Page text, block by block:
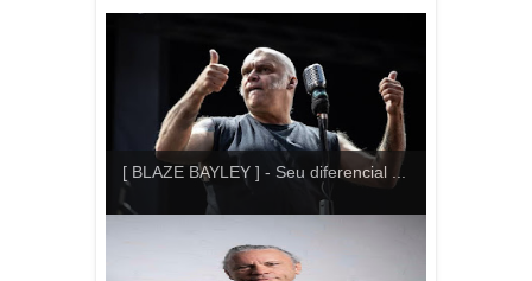
[ BLAZE BAYLEY ] - Seu diferencial ...